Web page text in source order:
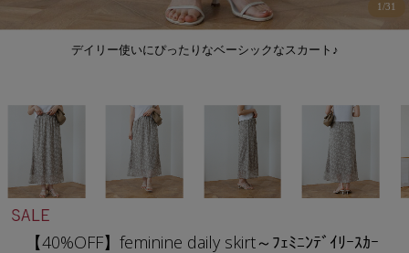
デイリー使いにぴったりなベーシックなスカート♪
1/31
【40%OFF】feminine daily skirt～ﾌｪﾐﾆﾝﾃﾞｲﾘｰｽｶｰ